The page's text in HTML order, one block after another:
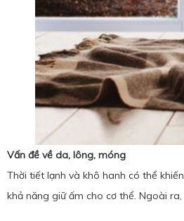
Vấn đề về da, lông, móng
Thời tiết lạnh và khô hanh có thể
khả năng giữ ấm cho cơ thể. Ngoài